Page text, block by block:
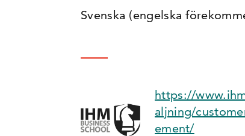
Svenska (engelska
https://
aljning/
ement/